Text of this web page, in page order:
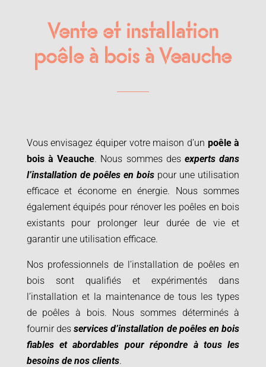
Vente et installation
poêle à bois à Veauche
Vous envisagez équiper votre maison d’un poêle à
bois à Veauche. Nous sommes des experts dans
l’installation de poêles en bois pour une utilisation
efficace et économe en énergie. Nous sommes
également équipés pour rénover les poêles en bois
existants pour prolonger leur durée de vie et
garantir une utilisation efficace.
Nos professionnels de l’installation de poêles en
bois sont qualifiés et expérimentés dans
l’installation et la maintenance de tous les types
de poêles à bois. Nous sommes déterminés à
fournir desservices d’installation de poêles en bois
fiables et abordables pour répondre à tous les
besoins de nos clients.